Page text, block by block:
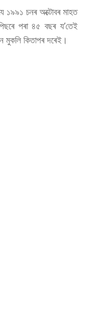
১৯৯১ চনৰ অক্টোবৰ মাহত
পৰা ৪৫ বছৰ য’তেই
মুকলি কিতাপৰ দৰেই।